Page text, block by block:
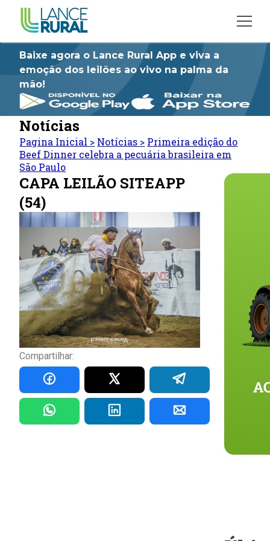
Baixe agora o Lance Rural App e viva a
emoção dos leilões ao vivo na palma da
mão!
Notícias
Pagina Inicial > Notícias > Primeira edição do
Beef Dinner celebra a pecuária brasileira em
São Paulo
CAPA LEILÃO SITEAPP
(54)
Compartilhar: